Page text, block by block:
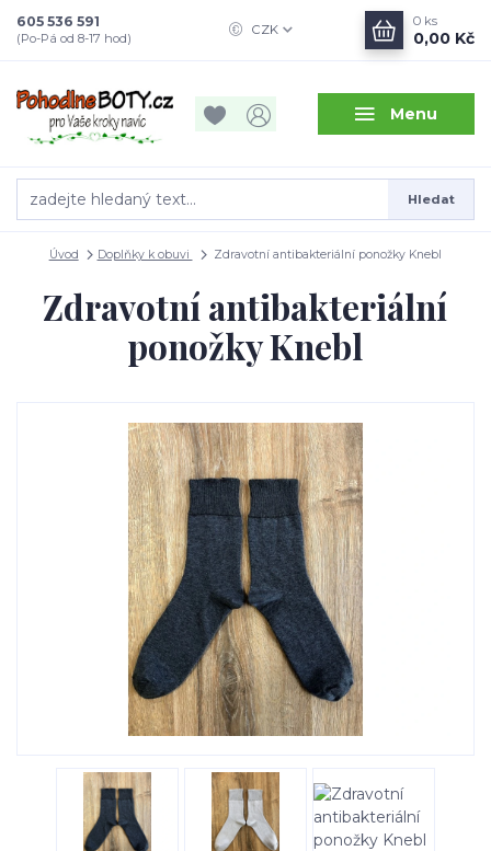
Menu
CZK
Hledat
605 536 591
(Po-Pá od 8-17 hod)
0 ks
0,00 Kč
Úvod Doplňky k obuvi Zdravotní antibakteriální ponožky Knebl
Zdravotní antibakteriální
ponožky Knebl